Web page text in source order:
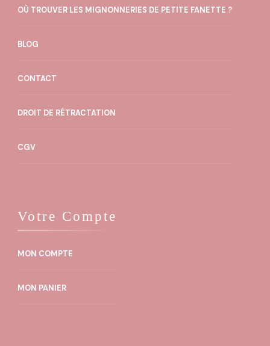
OÙ TROUVER LES MIGNONNERIES DE PETITE FANETTE ?
BLOG
CONTACT
DROIT DE RÉTRACTATION
CGV
Votre Compte
MON COMPTE
MON PANIER